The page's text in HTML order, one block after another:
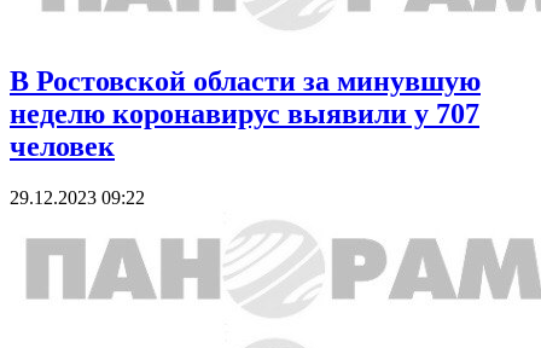
В Ростовской области за минувшую
неделю коронавирус выявили у 707
человек
29.12.2023 09:22